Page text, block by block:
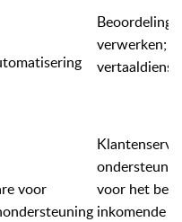
verwerken;
voor
voor het
inkomende